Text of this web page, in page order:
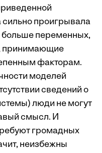
сильно проигрывала
переменных,
принимающие
факторам.
моделей
сведений о
люди не могут
смысл. И
громадных
неизбежны